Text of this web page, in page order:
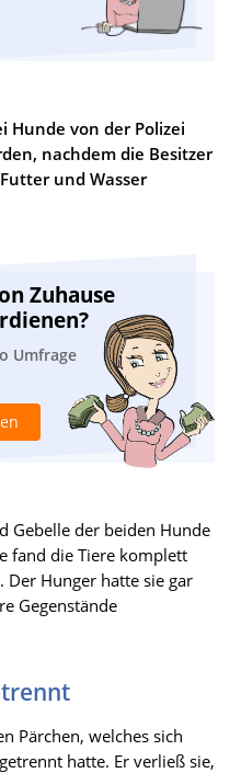
Hunde von der Polizei
nachdem die Besitzer
und Wasser
Zuhause
Umfrage
Gebelle der beiden Hunde
fand die Tiere komplett
Hunger hatte sie gar
Gegenstände
Pärchen, welches sich
hatte. Er verließ sie,